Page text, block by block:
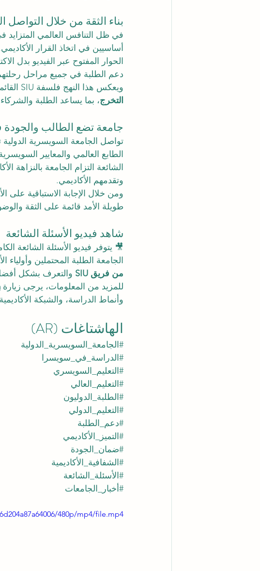
بناء الثقة من خلال التواصل
في ظل التنافس العالمي المتزايد
أساسيين في اتخاذ القرار
الحوار المفتوح عبر الفيديو بدل
دعم الطلبة في جميع مراحل رحلتهم
ويعكس هذا النهج فلسفة SIU القائمة على
التخرج، بما يساعد الطلبة
جامعة تضع الطالب
تواصل الجامعة السويسرية
الطابع العالمي والمعايير
الشائعة التزام الجامعة بالنزاهة
وتقدمهم الأكاديمي.
طويلة الأمد قائمة على الثقة
شاهد فيديو الأسئلة الشائعة
🎥 يتوفر فيديو الأسئلة الشائعة
الجامعة الطلبة المحتملين
من فريق SIU
والتعرف بشكل
للمزيد من المعلومات، يرجى زيارة
وأنماط الدراسة، والشبكة
الهاشتاغات (AR)
#الجامعة_السويسرية_الدولية
#الدراسة_في_سويسرا
#التعليم_السويسري
#التعليم_العالي
#الطلبة_الدوليون
#التعليم_الدولي
#دعم_الطلبة
#التميز_الأكاديمي
#ضمان_الجودة
#الشفافية_الأكاديمية
#الأسئلة_الشائعة
#أخبار_الجامعات
480p/mp4/file.mp4